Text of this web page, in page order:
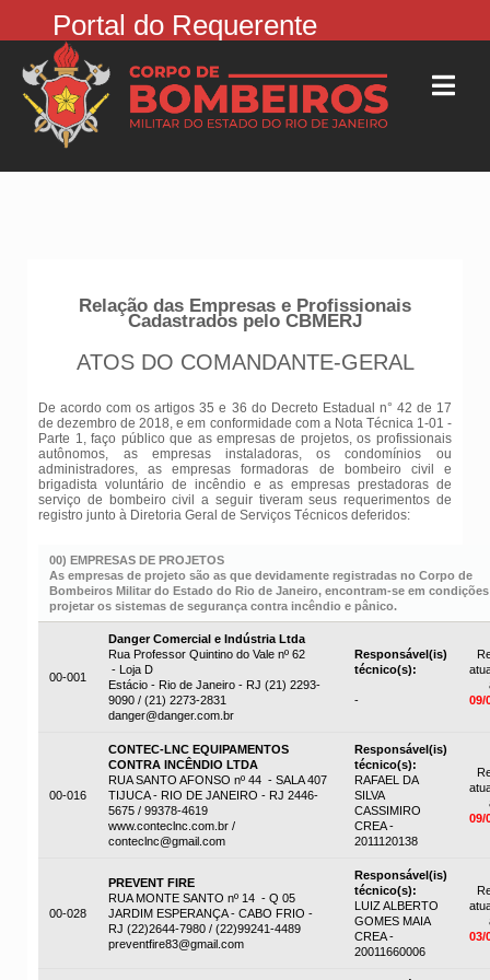
Portal do Requerente
Relação das Empresas e Profissionais
Cadastrados pelo CBMERJ
ATOS DO COMANDANTE-GERAL
De acordo com os artigos 35 e 36 do Decreto Estadual n° 42 de 17
de dezembro de 2018, e em conformidade com a Nota Técnica 1-01 -
Parte 1, faço público que as empresas de projetos, os profissionais
autônomos, as empresas instaladoras, os condomínios ou
administradores, as empresas formadoras de bombeiro civil e
brigadista voluntário de incêndio e as empresas prestadoras de
serviço de bombeiro civil a seguir tiveram seus requerimentos de
registro junto à Diretoria Geral de Serviços Técnicos deferidos:
00) EMPRESAS DE PROJETOS
As empresas de projeto são as que devidamente registradas no Corpo de
Bombeiros Militar do Estado do Rio de Janeiro, encontram-se em
projetar os sistemas de segurança contra incêndio e pânico.
00-001
Danger Comercial e Indústria Ltda
Rua Professor Quintino do Vale nº 62
- Loja D
Estácio - Rio de Janeiro - RJ (21) 2293-
9090 / (21) 2273-2831
danger@danger.com.br
Responsável(is)
técnico(s):
-
09/
00-016
CONTEC-LNC EQUIPAMENTOS
CONTRA INCÊNDIO LTDA
RUA SANTO AFONSO nº 44 - SALA 407
TIJUCA - RIO DE JANEIRO - RJ 2446-
5675 / 99378-4619
www.conteclnc.com.br /
conteclnc@gmail.com
Responsável(is)
técnico(s):
RAFAEL DA
SILVA
CASSIMIRO
CREA -
2011120138
09/
00-028
PREVENT FIRE
RUA MONTE SANTO nº 14 - Q 05
JARDIM ESPERANÇA - CABO FRIO -
RJ (22)2644-7980 / (22)99241-4489
preventfire83@gmail.com
Responsável(is)
técnico(s):
LUIZ ALBERTO
GOMES MAIA
CREA -
20011660006
03/